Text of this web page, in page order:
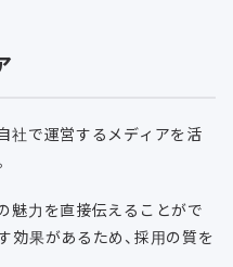
社で運営するメディアを活
魅力を直接伝えることがで
効果があるため、採用の質を